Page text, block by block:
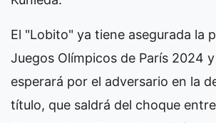
El "Lobito" ya tiene asegurada la
Juegos Olímpicos de París 2024
esperará por el adversario en la
título, que saldrá del choque